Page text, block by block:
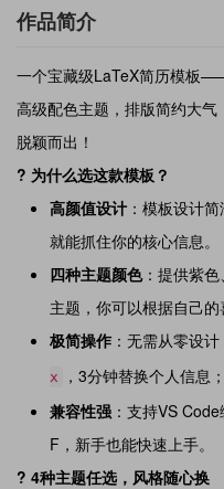
作品简介
一个宝藏级LaTeX简历模板
高级配色主题，排版简约大
脱颖而出！
? 为什么选这款模板？
高颜值设计 ：模板设计
就能抓住你的核心信息。
四种主题颜色：提供紫
主题，你可以根据自己的
极简操作 ：无需从零设
x
，3分钟替换个人信息；
兼容性强 ：支持VS
F，新手也能快速上手。
? 4种主题任选，风格随心换